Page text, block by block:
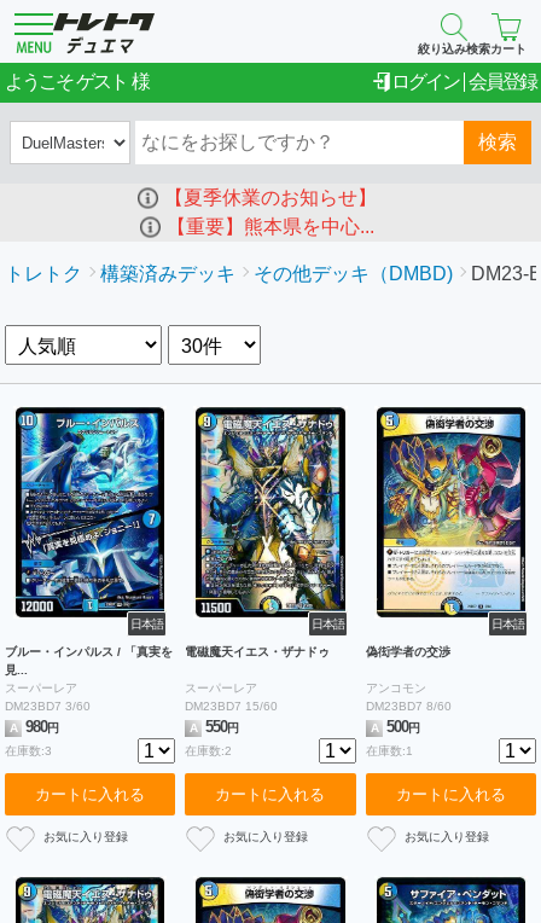
絞り込み検索カート
ようこそゲスト ログイン 会員登録
検索
【夏季休業のお知らせ】
【重要】熊本県を中心...
トレトク 構築済みデッキ その他デッキ（DMBD) DM23-
日本語
ブルー・インパルス / 「真実を
見...
スーパーレア
DM23BD7 3/60
A
980円
在庫数:3
カートに入れる
日本語
電磁魔天イエス・ザナドゥ
スーパーレア
DM23BD7 15/60
A
550円
在庫数:2
カートに入れる
日本語
偽衒学者の交渉
アンコモン
DM23BD7 8/60
A 500円
在庫数:1
カートに入れる